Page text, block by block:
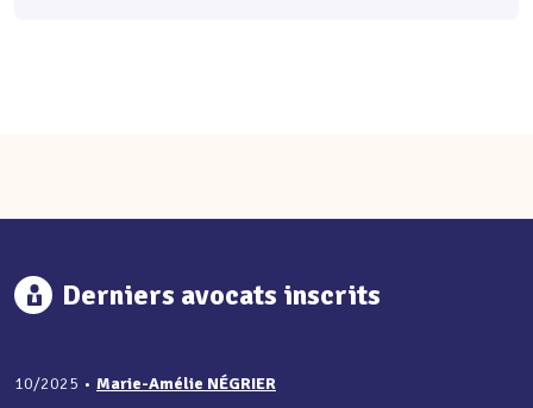
Derniers avocats inscrits
10/2025 • Marie-Amélie NÉGRIER